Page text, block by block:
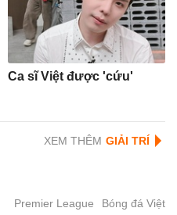
Ca sĩ Việt được 'cứu'
XEM THÊM
Premier League Bóng đá Việt